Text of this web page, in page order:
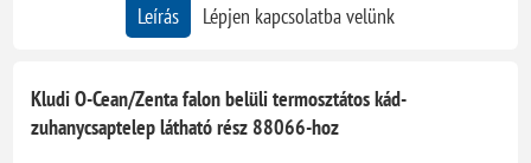
Leírás Lépjen kapcsolatba velünk
Kludi O-Cean/Zenta falon belüli termosztátos kád-
zuhanycsaptelep látható rész 88066-hoz